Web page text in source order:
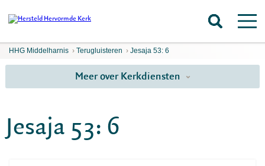
HHG Middelharnis › Terugluisteren › Jesaja 53: 6
Meer over Kerkdiensten
Jesaja 53: 6